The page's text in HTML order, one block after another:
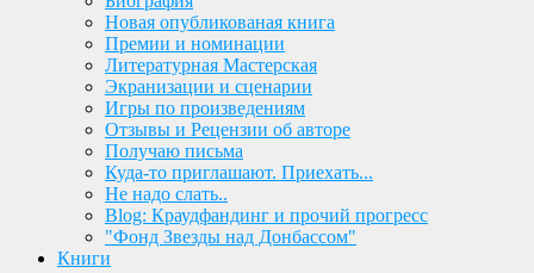
Новая опубликованая книга
Премии и номинации
Литературная Мастерская
Экранизации и сценарии
Игры по произведениям
Отзывы и Рецензии об авторе
Получаю письма
Куда-то приглашают. Приехать...
Не надо слать..
Blog: Краудфандинг и прочий прогресс
"Фонд Звезды над Донбассом"
Книги